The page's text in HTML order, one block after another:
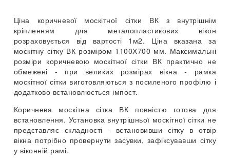
Ціна коричневої москітної сітки ВК з внутрішнім
кріпленням для металопластикових вікон
розраховується від вартості 1м2. Ціна вказана за
москітну сітку ВК розміром 1100Х700 мм. Максимальні
розміри коричневою москітної сітки ВК практично не
обмежені - при великих розмірах вікна - рамка
москітної сітки виготовляються з посиленого профілю і
додатково встановлюється імпост.
Коричнева москітна сітка ВК повністю готова для
встановлення. Установка внутрішньої москітної сітки не
представляє складності - встановивши сітку в отвір
вікна потрібно провернути засувки, зафіксувавши сітку
у віконній рамі.